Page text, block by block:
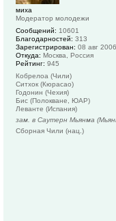
миха
Модератор молодежи
Сообщений: 10601
Благодарностей: 313
Зарегистрирован: 08 авг
Откуда: Москва, Россия
Рейтинг: 945
Кобрелоа (Чили)
Ситхок (Кюрасао)
Годонин (Чехия)
Бис (Полокване, ЮАР)
Леванте (Испания)
зам. в Саутерн Мьянма
Сборная Чили (нац.)